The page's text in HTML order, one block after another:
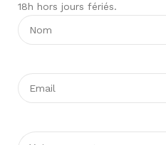
18h hors jours fériés.